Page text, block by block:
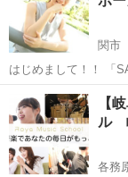
関市
はじめまして！！ 「SASHIKAボーカルスクール」代表のサシカと申
します。 東京都・愛知県・岐阜県にてボーカル講師をしております。
《SASHIKAボーカルスクールの特徴
ジカル女優か...
関市
【
ル
各務